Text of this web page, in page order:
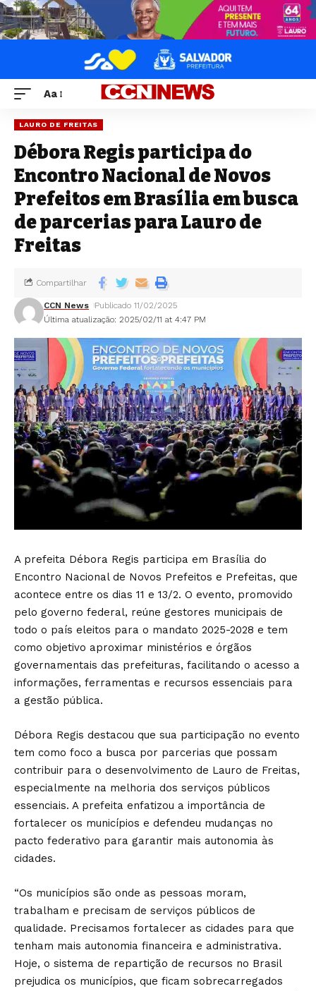
Aa
LAURO DE FREITAS
Débora Regis participa do
Encontro Nacional de Novos
Prefeitos em Brasília em busca
de parcerias para Lauro de
Freitas
Última atualização: 2025/02/11 at 4:47 PM
CCN News Publicado 11/02/2025
Compartilhar
A prefeita Débora Regis participa em Brasília do
Encontro Nacional de Novos Prefeitos e Prefeitas, que
acontece entre os dias 11 e 13/2. O evento, promovido
pelo governo federal, reúne gestores municipais de
todo o país eleitos para o mandato 2025-2028 e tem
como objetivo aproximar ministérios e órgãos
governamentais das prefeituras, facilitando o acesso a
informações, ferramentas e recursos essenciais para
a gestão pública.
Débora Regis destacou que sua participação no evento
tem como foco a busca por parcerias que possam
contribuir para o desenvolvimento de Lauro de Freitas,
especialmente na melhoria dos serviços públicos
essenciais. A prefeita enfatizou a importância de
fortalecer os municípios e defendeu mudanças no
pacto federativo para garantir mais autonomia às
cidades.
“Os municípios são onde as pessoas moram,
trabalham e precisam de serviços públicos de
qualidade. Precisamos fortalecer as cidades para que
tenham mais autonomia financeira e administrativa.
Hoje, o sistema de repartição de recursos no Brasil
prejudica os municípios, que ficam sobrecarregados